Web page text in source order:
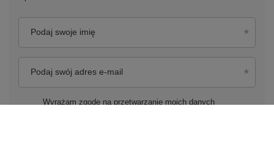
Podaj swoje imię
Podaj swój adres e-mail
Wyrażam zgodę na przetwarzanie moich danych